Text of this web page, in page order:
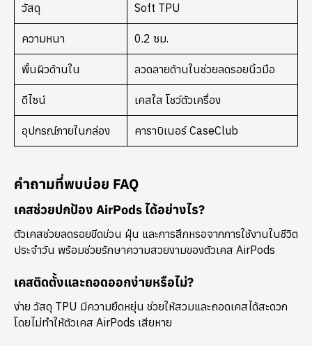
วัสดุ Soft TPU
ความหนา 0.2 ซม.
พื้นผิวด้านใน ลวดลายด้านในช่วยลดรอยนิ้วมือ
ดีไซน์ เคสใส โชว์ตัวเครื่อง
อุปกรณ์ภายในกล่อง คาราบิเนอร์ CaseClub
คำถามที่พบบ่อย FAQ
เคสช่วยปกป้อง AirPods ได้อย่างไร?
ตัวเคสช่วยลดรอยขีดข่วน ฝุ่น และการสึกหรอจากการใช้งานในชีวิต
ประจำวัน พร้อมช่วยรักษาความสวยงามของตัวเคส AirPods
เคสติดตั้งและถอดออกง่ายหรือไม่?
ง่าย วัสดุ TPU มีความยืดหยุ่น ช่วยให้สวมและถอดเคสได้สะดวก
โดยไม่ทำให้ตัวเคส AirPods เสียหาย